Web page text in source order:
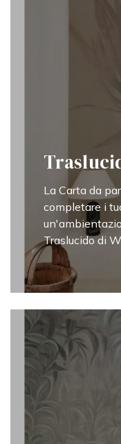
La Carta da
completare i
Traslucido di